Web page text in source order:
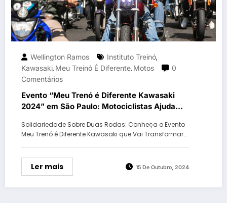
Wellington Ramos Instituto Treinó,
Kawasaki, Meu Treinó É Diferente, Motos
0
Comentários
Evento “Meu Trenó é Diferente Kawasaki
2024” em São Paulo: Motociclistas Ajudam
Vulnerabilidade
Solidariedade Sobre Duas Rodas: Conheça o Evento
Meu Trenó é Diferente Kawasaki que Vai Transformar…
Ler mais 15 De Outubro, 2024